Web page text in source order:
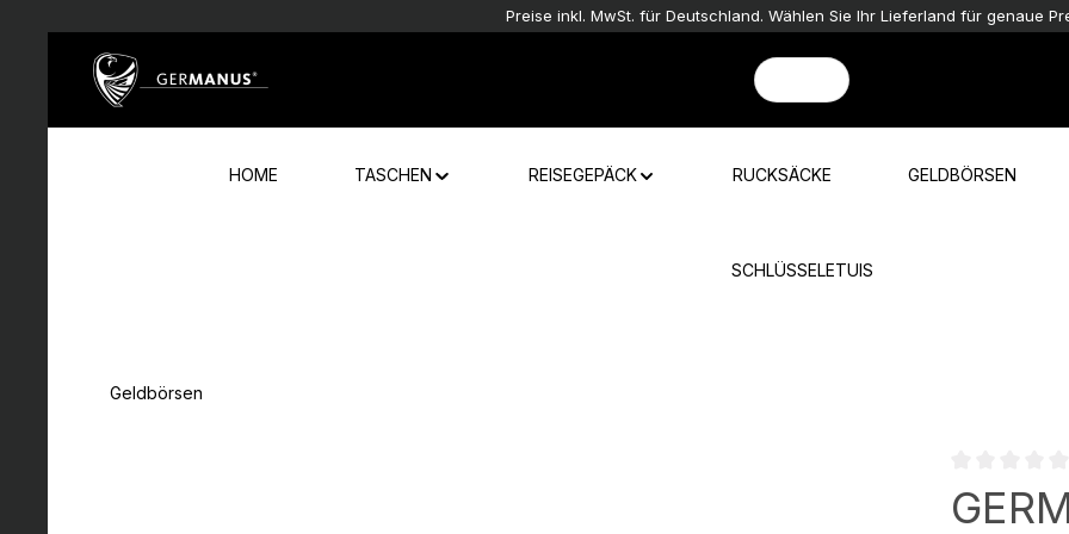
Preise inkl. MwSt. für Deutschland. Wählen Sie Ihr Lieferland für genaue
HOME TASCHEN REISEGEPÄCK RUCKSÄCKE GELDBÖRSEN
SCHLÜSSELETUIS
Geldbörsen